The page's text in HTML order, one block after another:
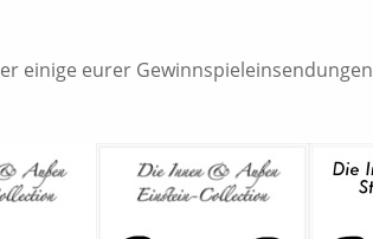
einige eurer Gewinnspieleinsendungen